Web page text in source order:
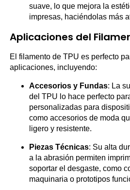
suave, lo que mejora la
impresas, haciéndolas más
Aplicaciones del
El filamento de TPU es perfecto
aplicaciones, incluyendo:
Accesorios y Fundas: La
del TPU lo hace perfecto
personalizadas para
como accesorios de moda
ligero y resistente.
Piezas Técnicas: Su alta
a la abrasión permiten
soportar el desgaste, como
maquinaria o prototipos